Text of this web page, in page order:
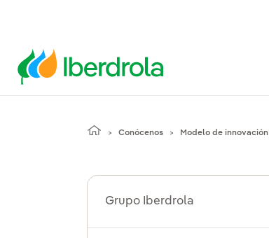
Conócenos Modelo de innovación
Grupo Iberdrola